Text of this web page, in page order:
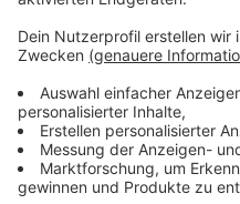
Maßnahmen beraten. Wie
Düsseldorfer erfahren
um Großveranstaltungen
besonders hohem
Am Wochenende hatte
Stadion zum
und Borussia